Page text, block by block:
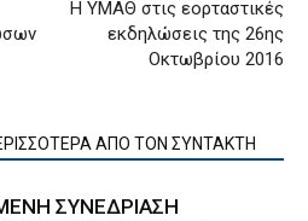
Η ΥΜΑΘ στις εορταστικές
εκδηλώσεις της 26ης
Οκτωβρίου 2016
ΑΠΟ ΤΟΝ ΣΥΝΤΑΚΤΗ
ΣΥΝΕΔΡΙΑΣΗ